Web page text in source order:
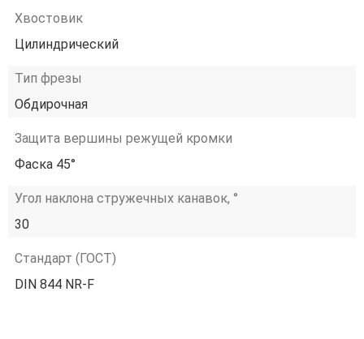
Хвостовик
Цилиндрический
Тип фрезы
Обдирочная
Защита вершины режущей кромки
Фаска 45°
Угол наклона стружечных канавок, °
30
Стандарт (ГОСТ)
DIN 844 NR-F